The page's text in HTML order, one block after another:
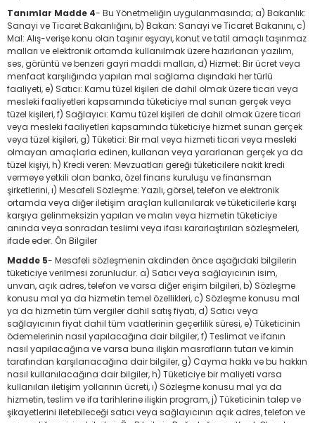
Tanımlar Madde 4- Bu Yönetmeliğin uygulanmasında; a) Bakanlık:
Sanayi ve Ticaret Bakanlığını, b) Bakan: Sanayi ve Ticaret Bakanını, c)
Mal: Alış-verişe konu olan taşınır eşyayı, konut ve tatil amaçlı taşınmaz
malları ve elektronik ortamda kullanılmak üzere hazırlanan yazılım,
ses, görüntü ve benzeri gayri maddi malları, d) Hizmet: Bir ücret veya
menfaat karşılığında yapılan mal sağlama dışındaki her türlü
faaliyeti, e) Satıcı: Kamu tüzel kişileri de dahil olmak üzere ticari veya
mesleki faaliyetleri kapsamında tüketiciye mal sunan gerçek veya
tüzel kişileri, f) Sağlayıcı: Kamu tüzel kişileri de dahil olmak üzere ticari
veya mesleki faaliyetleri kapsamında tüketiciye hizmet sunan gerçek
veya tüzel kişileri, g) Tüketici: Bir mal veya hizmeti ticari veya mesleki
olmayan amaçlarla edinen, kullanan veya yararlanan gerçek ya da
tüzel kişiyi, h) Kredi veren: Mevzuatları gereği tüketicilere nakit kredi
vermeye yetkili olan banka, özel finans kuruluşu ve finansman
şirketlerini, ı) Mesafeli Sözleşme: Yazılı, görsel, telefon ve elektronik
ortamda veya diğer iletişim araçları kullanılarak ve tüketicilerle karşı
karşıya gelinmeksizin yapılan ve malın veya hizmetin tüketiciye
anında veya sonradan teslimi veya ifası kararlaştırılan sözleşmeleri,
ifade eder. Ön Bilgiler
Madde 5- Mesafeli sözleşmenin akdinden önce aşağıdaki bilgilerin
tüketiciye verilmesi zorunludur. a) Satıcı veya sağlayıcının isim,
unvan, açık adres, telefon ve varsa diğer erişim bilgileri, b) Sözleşme
konusu mal ya da hizmetin temel özellikleri, c) Sözleşme konusu mal
ya da hizmetin tüm vergiler dahil satış fiyatı, d) Satıcı veya
sağlayıcının fiyat dahil tüm vaatlerinin geçerlilik süresi, e) Tüketicinin
ödemelerinin nasıl yapılacağına dair bilgiler, f) Teslimat ve ifanın
nasıl yapılacağına ve varsa buna ilişkin masrafların tutarı ve kimin
tarafından karşılanacağına dair bilgiler, g) Cayma hakkı ve bu hakkın
nasıl kullanılacağına dair bilgiler, h) Tüketiciye bir maliyeti varsa
kullanılan iletişim yollarının ücreti, ı) Sözleşme konusu mal ya da
hizmetin, teslim ve ifa tarihlerine ilişkin program, j) Tüketicinin talep ve
şikayetlerini iletebileceği satıcı veya sağlayıcının açık adres, telefon ve